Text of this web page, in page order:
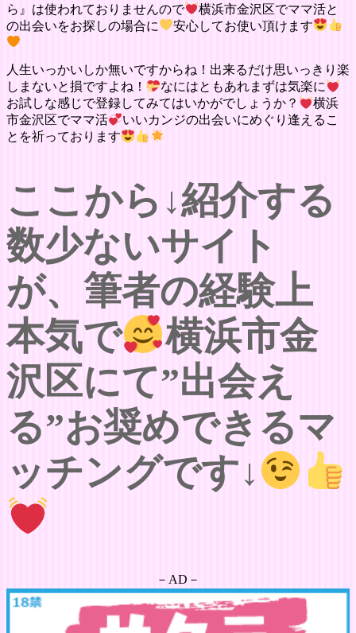
ら』は使われておりませんので
横浜市金沢区でママ活と
の出会いをお探しの場合に
安心してお使い頂けます
人生いっかいしか無いですからね！出来るだけ思いっきり楽
しまないと損ですよね！
なにはともあれまずは気楽に
お試しな感じで登録してみてはいかがでしょうか？
横浜
市金沢区でママ活
いいカンジの出会いにめぐり逢えるこ
とを祈っております
ここから↓紹介する
数少ないサイト
が、筆者の経験上
本気で
横浜市金
沢区にて”出会え
る”お奨めできるマ
ッチングです↓
－AD－